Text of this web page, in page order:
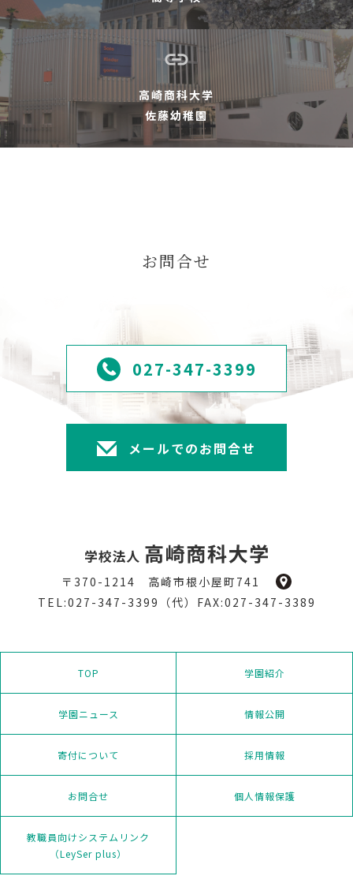
高崎商科大学
佐藤幼稚園
お問合せ
027-347-3399
メールでのお問合せ
〒370-1214 高崎市根小屋町741
TEL:027-347-3399（代）FAX:027-347-3389
TOP 学園紹介
学園ニュース 情報公開
寄付について 採用情報
お問合せ 個人情報保護
教職員向けシステムリンク
（LeySer plus）